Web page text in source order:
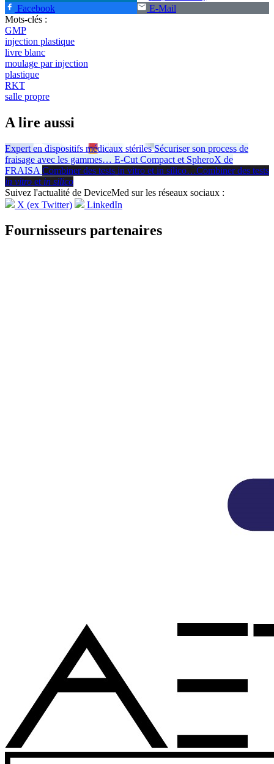
Facebook
E-Mail
Mots-clés :
GMP
injection plastique
livre blanc
moulage par injection
plastique
RKT
salle propre
A lire aussi
Expert en dispositifs médicaux stériles Sécuriser son process de
fraisage avec les gammes… E-Cut Compact et SpheroX de
FRAISA Combiner des tests in vitro et in silico…Combiner des tests
in vitro et in silico
Suivez l'actualité de DeviceMed sur les réseaux sociaux :
X (ex Twitter)
LinkedIn
Fournisseurs partenaires